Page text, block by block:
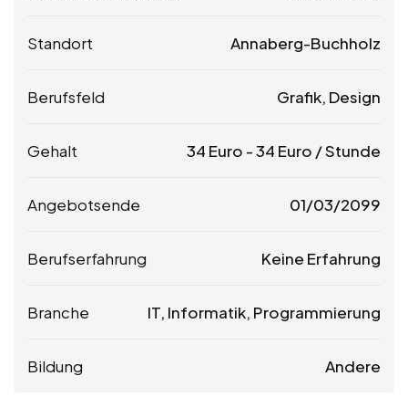
Standort Annaberg-Buchholz
Berufsfeld Grafik, Design
Gehalt 34 Euro -34 Euro / Stunde
Angebotsende 01/03/2099
Berufserfahrung Keine Erfahrung
Branche IT, Informatik, Programmierung
Bildung Andere